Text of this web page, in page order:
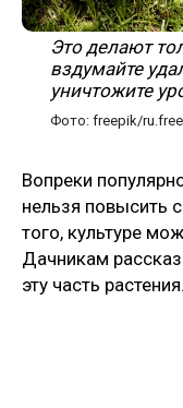
Это делают
вздумайте
уничтожите
Фото: freepik/
Вопреки
нельзя повысить
того, культуре
Дачникам
эту часть растения.